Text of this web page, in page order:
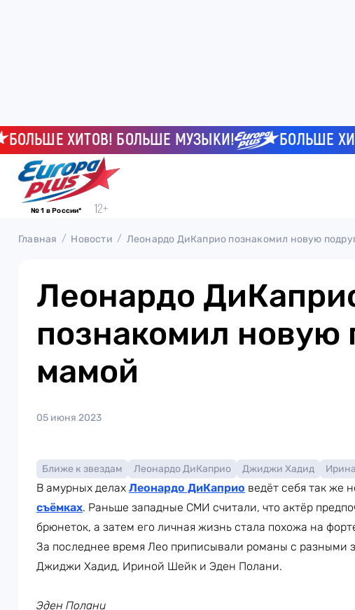
ХИТОВ! БОЛЬШЕ МУЗЫКИ! БОЛЬШЕ
№ 1 в России*
Главная Новости Леонардо ДиКаприо познакомил новую
Леонардо
познакомил новую
мамой
05 июня 2023
Ближе к звездам Леонардо ДиКаприо Джиджи Хадид
В амурных делах Леонардо ДиКаприо ведёт себя так же
съёмках. Раньше западные СМИ считали, что актёр
брюнеток, а затем его личная жизнь стала похожа на
За последнее время Лео приписывали романы с разными
Джиджи Хадид, Ириной Шейк и Эден Полани.
Эден Полани